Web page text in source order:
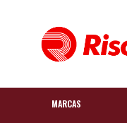
MARCAS